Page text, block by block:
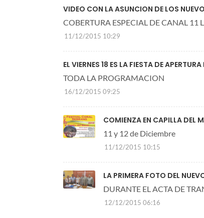
VIDEO CON LA ASUNCION DE LOS
COBERTURA ESPECIAL DE CANAL 11
11/12/2015 10:29
EL VIERNES 18 ES LA FIESTA DE
TODA LA PROGRAMACION
16/12/2015 09:25
COMIENZA EN CAPILLA DEL
11 y 12 de Diciembre
11/12/2015 10:15
LA PRIMERA FOTO DEL
DURANTE EL ACTA DE
12/12/2015 06:16